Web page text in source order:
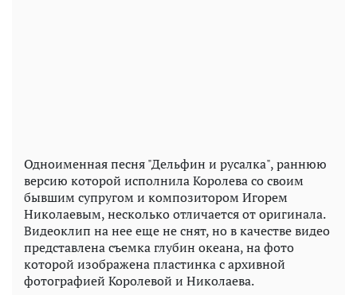
Одноименная песня "Дельфин и русалка", раннюю
версию которой исполнила Королева со своим
бывшим супругом и композитором Игорем
Николаевым, несколько отличается от оригинала.
Видеоклип на нее еще не снят, но в качестве видео
представлена съемка глубин океана, на фото
которой изображена пластинка с архивной
фотографией Королевой и Николаева.